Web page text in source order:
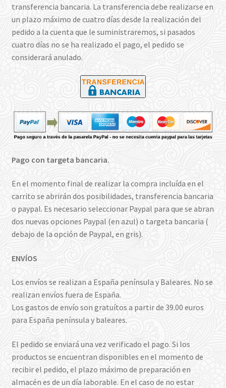
Mi cuenta
Contacto
transferencia bancaria. La transferencia debe realizarse en
un plazo máximo de cuatro días desde la realización del
pedido a la cuenta que le suministraremos, si pasados
cuatro días no se ha realizado el pago, el pedido se
considerará anulado.
Pago con targeta bancaria.
En el momento final de realizar la compra incluída en el
carrito se abrirán dos posibilidades, transferencia bancaria
o paypal. Es necesario seleccionar Paypal para que se abran
dos nuevas opciones Paypal (en azul) o targeta bancaria (
debajo de la opción de Paypal, en gris).
ENVÍOS
Los envíos se realizan a España península y Baleares. No se
realizan envíos fuera de España.
Los gastos de envío son gratuítos a partir de 39.00 euros
para España península y baleares.
El pedido se enviará una vez verificado el pago. Si los
productos se encuentran disponibles en el momento de
recibir el pedido, el plazo máximo de preparación en
almacén es de un día laborable. En el caso de no estar